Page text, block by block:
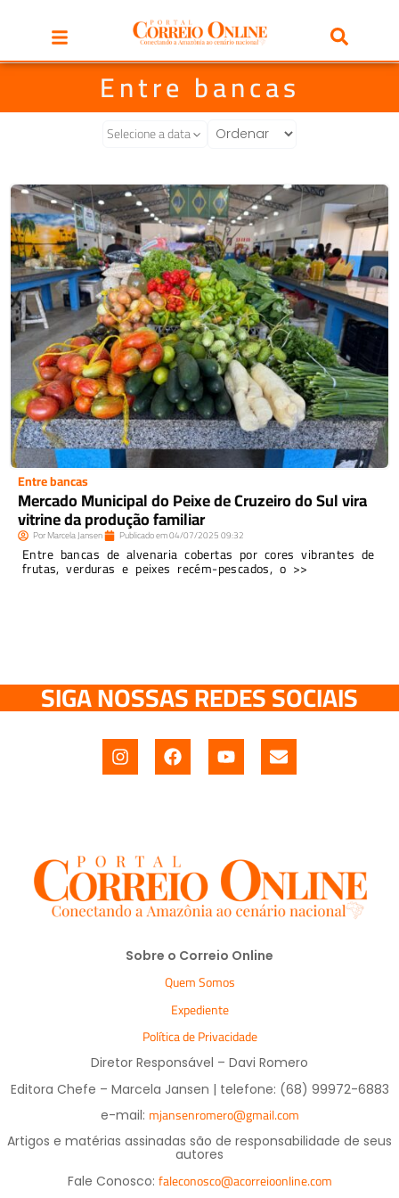
Entre bancas
Selecione a data
Entre bancas
Mercado Municipal do Peixe de Cruzeiro do Sul vira
vitrine da produção familiar
PorMarcela Jansen Publicado em04/07/202509:32
Entre bancas de alvenaria cobertas por cores vibrantes de
frutas, verduras e peixes recém-pescados, o >>
SIGA NOSSAS REDES SOCIAIS
Sobre o Correio Online
Quem Somos
Expediente
Política de Privacidade
Diretor Responsável – Davi Romero
Editora Chefe – Marcela Jansen | telefone: (68) 99972-6883
e-mail: mjansenromero@gmail.com
Artigos e matérias assinadas são de responsabilidade de seus
autores
Fale Conosco: faleconosco@acorreioonline.com